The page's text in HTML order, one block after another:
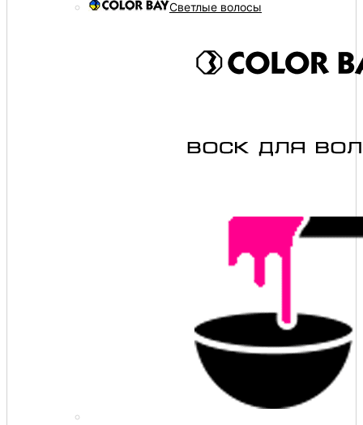
Светлые волосы